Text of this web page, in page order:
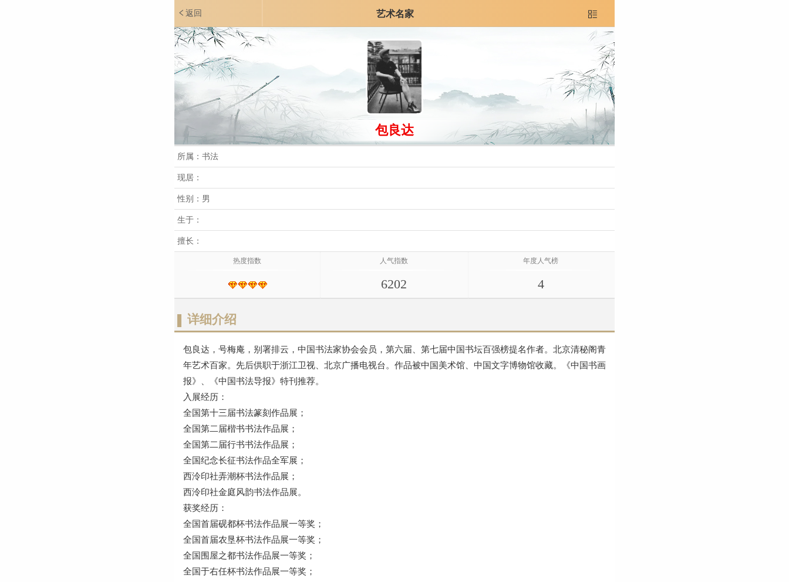
返回 艺术名家 
包良达
所属：书法
现居：
性别：男
生于：
擅长：
热度指数 人气指数
6202
年度人气榜
4
详细介绍
包良达，号梅庵，别署排云，中国书法家协会会员，第六届、第七届中国书坛百强榜提名作者。北京清秘阁青
年艺术百家。先后供职于浙江卫视、北京广播电视台。作品被中国美术馆、中国文字博物馆收藏。《中国书画
报》、《中国书法导报》特刊推荐。
入展经历：
全国第十三届书法篆刻作品展；
全国第二届楷书书法作品展；
全国第二届行书书法作品展；
全国纪念长征书法作品全军展；
西泠印社弄潮杯书法作品展；
西泠印社金庭风韵书法作品展。
获奖经历：
全国首届砚都杯书法作品展一等奖；
全国首届农垦杯书法作品展一等奖；
全国围屋之都书法作品展一等奖；
全国于右任杯书法作品展一等奖；